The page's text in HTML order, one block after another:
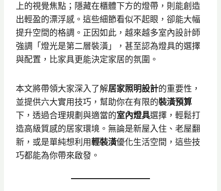
上的視覺焦點；隱藏在櫃體下方的燈帶，則能創造
出輕盈的漂浮感。這些細節看似不起眼，卻能大幅
提升空間的格調。正因如此，越來越多室內設計師
強調「燈光是第二層裝潢」，甚至認為燈具的選擇
與配置，比家具更能決定家居的氛圍。
本文將帶領大家深入了解居家照明設計的重要性，
並提供六大實用技巧，幫助你在有限的裝潢預算
下，透過合理規劃與適當的室內燈具選擇，輕鬆打
造高級質感的居家環境。無論是新屋入住、老屋翻
新，或是單純想利用輕裝潢優化生活空間，這些技
巧都能為你帶來啟發。